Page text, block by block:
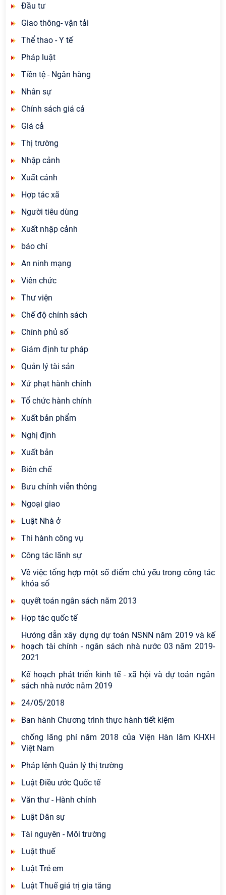
Đầu tư
Giao thông- vận tải
Thể thao - Y tế
Pháp luật
Tiền tệ - Ngân hàng
Nhân sự
Chính sách giá cả
Giá cả
Thị trường
Nhập cảnh
Xuất cảnh
Hợp tác xã
Người tiêu dùng
Xuất nhập cảnh
báo chí
An ninh mạng
Viên chức
Thư viện
Chế độ chính sách
Chính phủ số
Giám định tư pháp
Quản lý tài sản
Xử phạt hành chính
Tổ chức hành chính
Xuất bản phẩm
Nghị định
Xuất bản
Biên chế
Bưu chính viễn thông
Ngoại giao
Luật Nhà ở
Thi hành công vụ
Công tác lãnh sự
Về việc tổng hợp một số điểm chủ yếu trong công tác
khóa sổ
quyết toán ngân sách năm 2013
Hợp tác quốc tế
Hướng dẫn xây dựng dự toán NSNN năm 2019 và kế
hoạch tài chính - ngân sách nhà nước 03 năm 2019-
2021
Kế hoạch phát triển kinh tế - xã hội và dự toán ngân
sách nhà nước năm 2019
24/05/2018
Ban hành Chương trình thực hành tiết kiệm
chống lãng phí năm 2018 của Viện Hàn lâm KHXH
Việt Nam
Pháp lệnh Quản lý thị trường
Luật Điều ước Quốc tế
Văn thư - Hành chính
Luật Dân sự
Tài nguyên - Môi trường
Luật thuế
Luật Trẻ em
Luật Thuế giá trị gia tăng